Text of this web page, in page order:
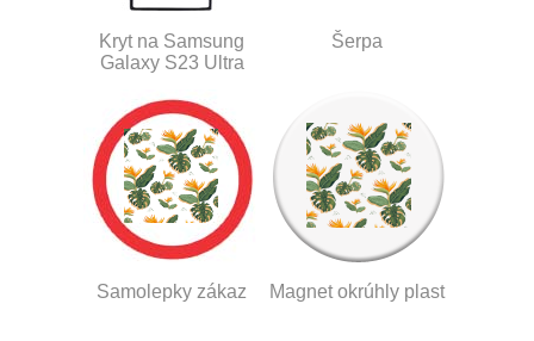
Kryt na Samsung
Galaxy S23 Ultra
Šerpa
Samolepky zákaz Magnet okrúhly plast